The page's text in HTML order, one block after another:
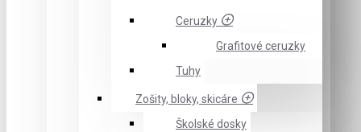
Ceruzky
Grafitové ceruzky
Tuhy
Zošity, bloky, skicáre
Školské dosky